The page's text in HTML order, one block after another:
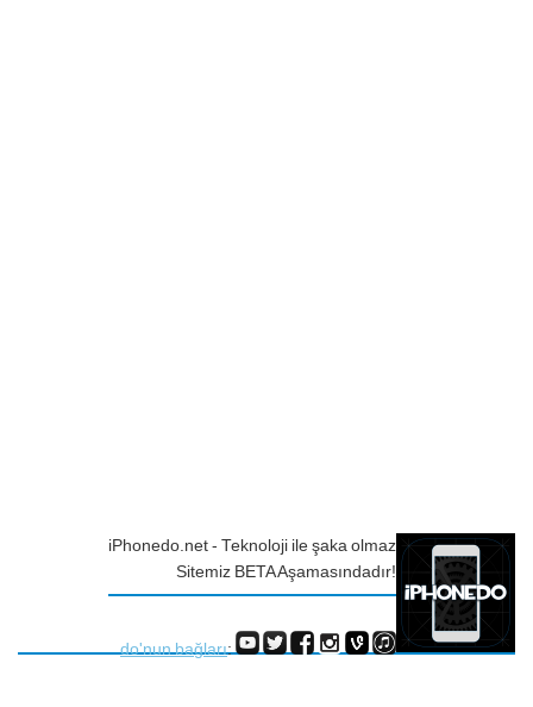
iPhonedo.net - Teknoloji ile şaka olmaz
Sitemiz BETA Aşamasındadır!
do'nun bağları: